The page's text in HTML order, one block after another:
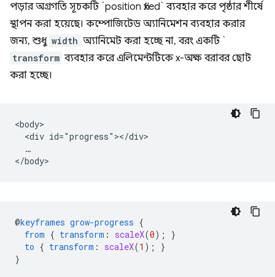
পড়ার অগ্রগতি সূচকটি `position fixed` ব্যবহার করে পৃষ্ঠার শীর্ষে
স্থাপন করা হয়েছে। কম্পোজিটেড অ্যানিমেশন ব্যবহার করার
জন্য, শুধু width অ্যানিমেট করা হচ্ছে না, বরং একটি `
transform ব্যবহার করে এলিমেন্টটিকে x-অক্ষ বরাবর ছোট
করা হচ্ছে।
<body>
  <div id="progress"></div>
  …
@keyframes grow-progress {
from { transform : scaleX(0);
}
to { transform : scaleX(1 );
}
}